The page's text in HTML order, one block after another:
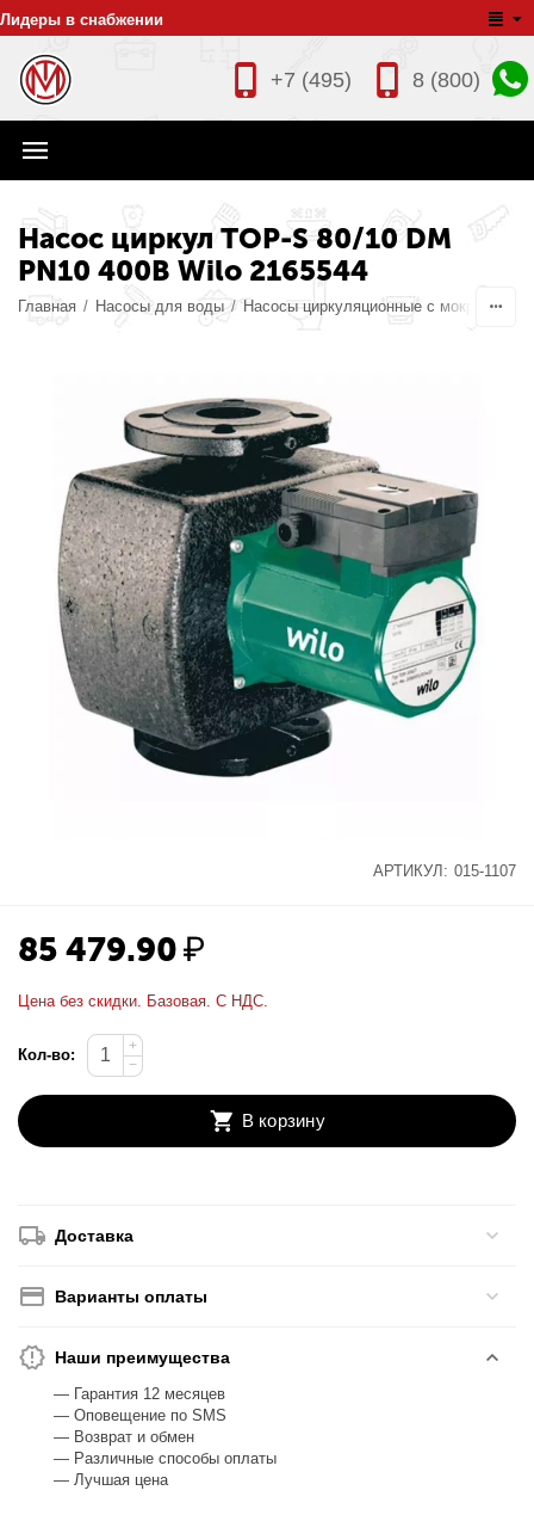
Лидеры в снабжении
8 (800)
+7 (495)
Насос циркул TOP-S 80/10 DM
PN10 400В Wilo 2165544
Главная / Насосы для воды / Насосы циркуляционные с мокрым
АРТИКУЛ: 015-1107
85 479.90₽
Цена без скидки. Базовая. С НДС.
Кол-во:
+
−
В корзину
Доставка
Варианты оплаты
Наши преимущества
— Гарантия 12 месяцев
— Оповещение по SMS
— Возврат и обмен
— Различные способы оплаты
— Лучшая цена